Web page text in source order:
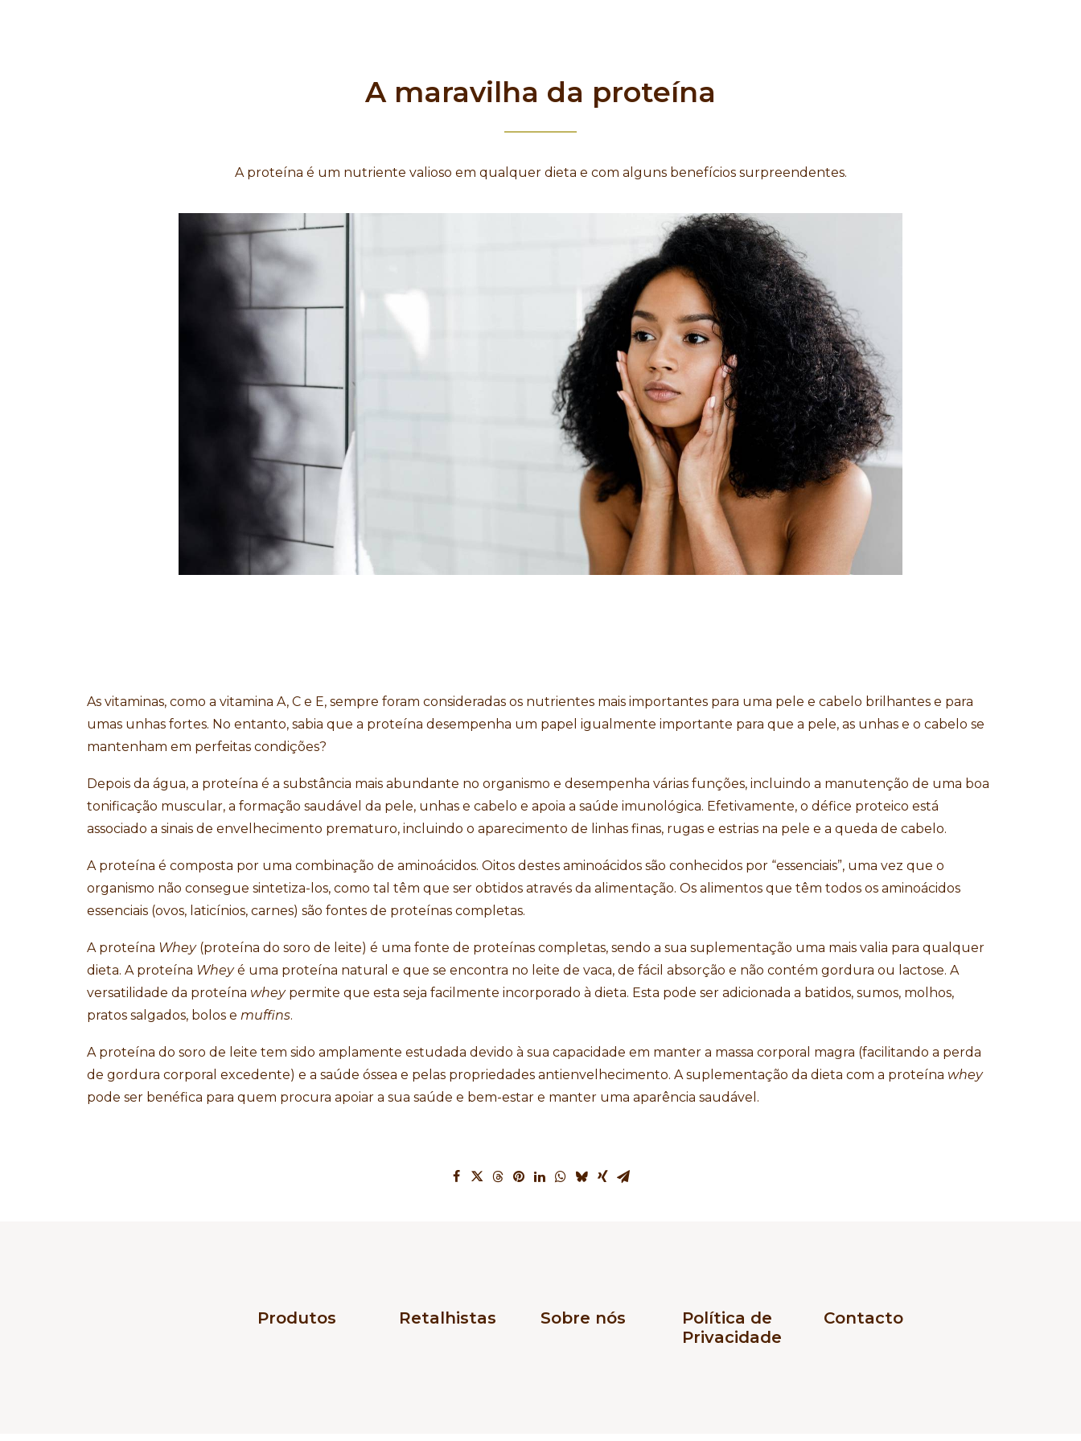
A maravilha da proteína
A proteína é um nutriente valioso em qualquer dieta e com alguns benefícios surpreendentes.
As vitaminas, como a vitamina A, C e E, sempre foram consideradas os nutrientes mais importantes para uma pele e cabelo brilhantes e para
umas unhas fortes. No entanto, sabia que a proteína desempenha um papel igualmente importante para que a pele, as unhas e o cabelo se
mantenham em perfeitas condições?
Depois da água, a proteína é a substância mais abundante no organismo e desempenha várias funções, incluindo a manutenção de uma boa
tonificação ​​muscular, a formação saudável da pele, unhas e cabelo e apoia a saúde imunológica. Efetivamente, o défice proteico está
associado a sinais de envelhecimento prematuro, incluindo o aparecimento de linhas finas, rugas e estrias na pele e a queda de cabelo.
A proteína é composta por uma combinação de aminoácidos. Oitos destes aminoácidos são conhecidos por “essenciais”, uma vez que o
organismo não consegue sintetiza-los, como tal têm que ser obtidos através da alimentação. Os alimentos que têm todos os aminoácidos
essenciais (ovos, laticínios, carnes) são fontes de proteínas completas.
A proteína Whey(proteína do soro de leite) é uma fonte de proteínas completas, sendo a sua suplementação uma mais valia para qualquer
dieta. A proteína Wheyé uma proteína natural e que se encontra no leite de vaca, de fácil absorção e não contém gordura ou lactose. A
versatilidade da proteína wheypermite que esta seja facilmente incorporado à dieta. Esta pode ser adicionada a batidos, sumos, molhos,
pratos salgados, bolos e muffins.
A proteína do soro de leite tem sido amplamente estudada devido à sua capacidade em manter a massa corporal magra (facilitando a perda
de gordura corporal excedente) e a saúde óssea e pelas propriedades antienvelhecimento. A suplementação da dieta com a proteína whey
pode ser benéfica para quem procura apoiar a sua saúde e bem-estar e manter uma aparência saudável.
Produtos Retalhistas Sobre nós
Política de
Privacidade
Contacto